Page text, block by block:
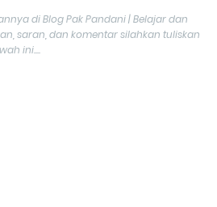
di Blog Pak Pandani | Belajar dan
saran, dan komentar silahkan tuliskan
ini....